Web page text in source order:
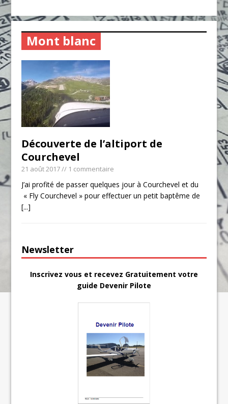
Mont blanc
Découverte de l’altiport de
Courchevel
21 août 2017// 1 commentaire
J’ai profité de passer quelques jour à Courchevel et du
« Fly Courchevel » pour effectuer un petit baptême de
[...]
Newsletter
Inscrivez vous et recevez Gratuitement votre
guide Devenir Pilote